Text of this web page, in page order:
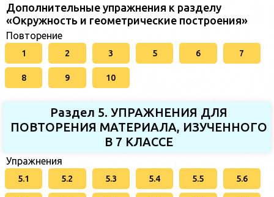
Дополнительные упражнения к разделу
«Окружность и геометрические построения»
Повторение
1 2 3 5 6 7
8 9 10
Раздел 5. УПРАЖНЕНИЯ ДЛЯ
ПОВТОРЕНИЯ МАТЕРИАЛА, ИЗУЧЕННОГО
В 7 КЛАССЕ
Упражнения
5.1 5.2 5.3 5.4 5.5 5.6